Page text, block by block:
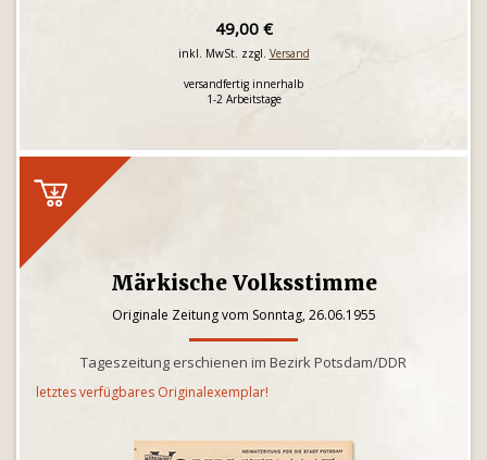
49,00 €
inkl. MwSt. zzgl. Versand
versandfertig innerhalb
1-2 Arbeitstage
Märkische Volksstimme
Originale Zeitung vom Sonntag, 26.06.1955
Tageszeitung erschienen im Bezirk Potsdam/DDR
letztes verfügbares Originalexemplar!